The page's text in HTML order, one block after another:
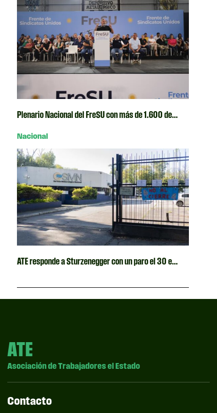
Plenario Nacional del FreSU con más de 1.600 de...
Nacional
ATE responde a Sturzenegger con un paro el 30 e...
ATE
Asociación de Trabajadores el Estado
Contacto